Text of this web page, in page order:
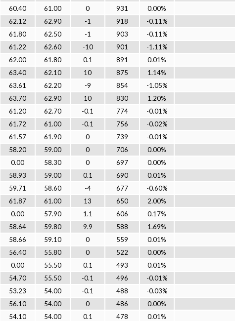
60.40 61.00 0 931
0.00%
62.12 62.90 -1 918
-0.11%
61.80 62.50 -1 903
-0.11%
61.22 62.60 -10 901
-1.11%
62.00 61.80 0.1 891
0.01%
63.40 62.10 10 875
1.14%
63.61 62.20 -9 854
-1.05%
63.70 62.90 10 830
1.20%
61.20 62.70 -0.1 774
-0.01%
61.72 61.00 -0.1 756
-0.02%
61.57 61.90 0 739
-0.01%
58.20 59.00 0 706
0.00%
0.00 58.30 0 697
0.00%
58.93 59.00 0.1 690
0.01%
59.71 58.60 -4 677
-0.60%
61.87 61.00 13 650
2.00%
0.00 57.90 1.1 606
0.17%
58.64 59.80 9.9 588
1.69%
58.66 59.10 0 559
0.01%
56.40 55.80 0 522
0.00%
0.00 55.50 0.1 493
0.01%
54.70 55.50 -0.1 496
-0.01%
53.23 54.00 -0.1 488
-0.03%
56.10 54.00 0 486
0.00%
54.10 54.00 0.1 478
0.01%